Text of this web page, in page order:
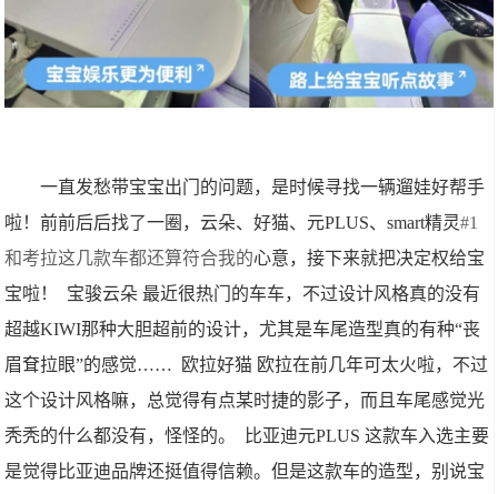
一直发愁带宝宝出门的问题，是时候寻找一辆遛娃好帮手
啦！前前后后找了一圈，云朵、好猫、元PLUS、smart精灵#1
和考拉这几款车都还算符合我的心意，接下来就把决定权给宝
宝啦！ 宝骏云朵 最近很热门的车车，不过设计风格真的没有
超越KIWI那种大胆超前的设计，尤其是车尾造型真的有种“丧
眉耷拉眼”的感觉…… 欧拉好猫 欧拉在前几年可太火啦，不过
这个设计风格嘛，总觉得有点某时捷的影子，而且车尾感觉光
秃秃的什么都没有，怪怪的。 比亚迪元PLUS 这款车入选主要
是觉得比亚迪品牌还挺值得信赖。但是这款车的造型，别说宝